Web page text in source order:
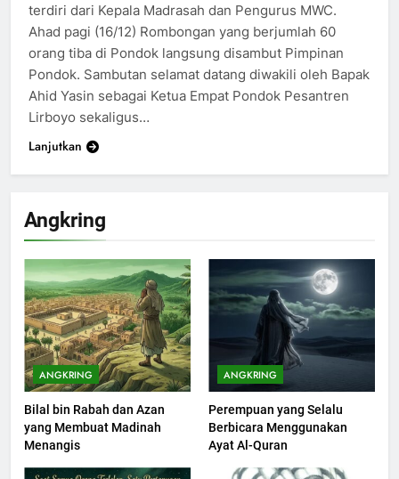
Angkring
ANGKRING
Bilal bin Rabah dan Azan
yang Membuat Madinah
Menangis
ANGKRING
Perempuan yang Selalu
Berbicara Menggunakan
Ayat Al-Quran
200
Khutbah Idul Fitri di Rumah
KHUTBAH
201
Khutbah jumat: Sejarah
Seebagai Pembangkit Jiwa
terdiri dari Kepala Madrasah dan Pengurus MWC.
Ahad pagi (16/12) Rombongan yang berjumlah 60
orang tiba di Pondok langsung disambut Pimpinan
Pondok. Sambutan selamat datang diwakili oleh Bapak
Ahid Yasin sebagai Ketua Empat Pondok Pesantren
Lirboyo sekaligus…
Lanjutkan